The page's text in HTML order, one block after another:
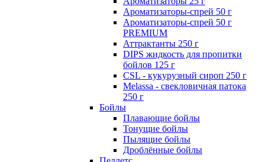
Ароматизаторы-спрей 50 г
Ароматизаторы-спрей 50 г
PREMIUM
Аттрактанты 250 г
DIPS жидкость для пропитки
бойлов 125 г
CSL - кукурузный сироп 250 г
Melassa - свекловичная патока
250 г
Бойлы
Плавающие бойлы
Тонущие бойлы
Пылящие бойлы
Дроблённые бойлы